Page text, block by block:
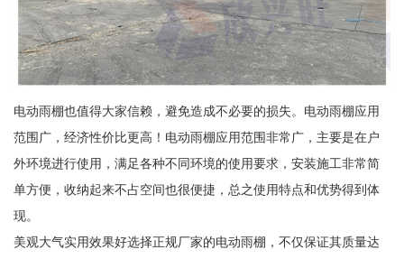
电动雨棚也值得大家信赖，避免造成不必要的损失。电动雨棚应用
范围广，经济性价比更高！电动雨棚应用范围非常广，主要是在户
外环境进行使用，满足各种不同环境的使用要求，安装施工非常简
单方便，收纳起来不占空间也很便捷，总之使用特点和优势得到体
现。
美观大气实用效果好选择正规厂家的电动雨棚，不仅保证其质量达